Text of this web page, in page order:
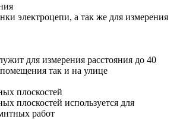
электроцепи, а так же для измерения
для измерения расстояния до 40
так и на улице
плоскостей
плоскостей используется для
работ